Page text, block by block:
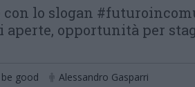
con lo slogan
aperte, opportunità per
good
Alessandro Gasparri